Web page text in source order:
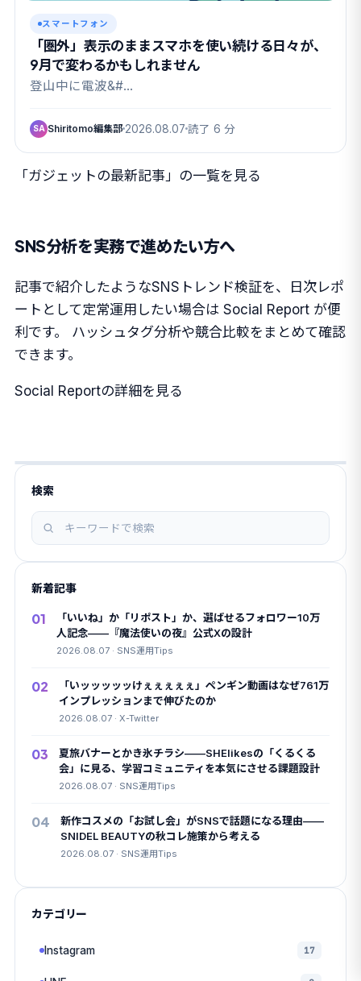
スマートフォン
「圏外」表示のままスマホを使い続ける日々が、
9月で変わるかもしれません
登山中に電波&#…
SA Shiritomo編集部 2026.08.07 読了 6 分
「ガジェットの最新記事」の一覧を見る
SNS分析を実務で進めたい方へ
記事で紹介したようなSNSトレンド検証を、日次レポ
ートとして定常運用したい場合は Social Report が便
利です。 ハッシュタグ分析や競合比較をまとめて確認
できます。
Social Reportの詳細を見る
検索
記
事
を
検
索
新着記事
01
「いいね」か「リポスト」か、選ばせるフォロワー10万
人記念——『魔法使いの夜』公式Xの設計
2026.08.07 · SNS運用Tips
02
「いッッッッッけぇぇぇぇぇ」ペンギン動画はなぜ761万
インプレッションまで伸びたのか
2026.08.07 · X-Twitter
03
夏旅バナーとかき氷チラシ——SHElikesの「くるくる
会」に見る、学習コミュニティを本気にさせる課題設計
2026.08.07 · SNS運用Tips
04
新作コスメの「お試し会」がSNSで話題になる理由——
SNIDEL BEAUTYの秋コレ施策から考える
2026.08.07 · SNS運用Tips
カテゴリー
Instagram 17